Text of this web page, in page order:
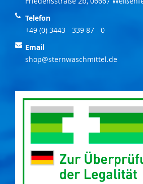
Telefon
+49 (0) 3443 - 339 87 - 0
Email
shop@sternwaschmittel.de